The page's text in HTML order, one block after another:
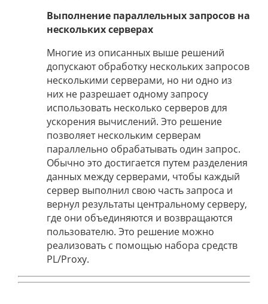
Выполнение параллельных запросов на
нескольких серверах
Многие из описанных выше решений
допускают обработку нескольких запросов
несколькими серверами, но ни одно из
них не разрешает одному запросу
использовать несколько серверов для
ускорения вычислений. Это решение
позволяет нескольким серверам
параллельно обрабатывать один запрос.
Обычно это достигается путем разделения
данных между серверами, чтобы каждый
сервер выполнил свою часть запроса и
вернул результаты центральному серверу,
где они объединяются и возвращаются
пользователю. Это решение можно
реализовать с помощью набора средств
PL/Proxy.